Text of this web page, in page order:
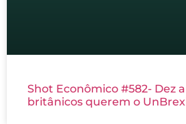
Shot Econômico #582- Dez
britânicos querem o